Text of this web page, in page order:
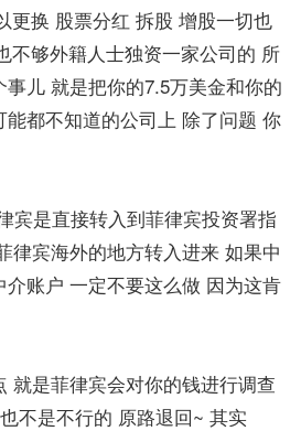
更换 股票分红 拆股 增股一切也
不够外籍人士独资一家公司的 所
儿 就是把你的7.5万美金和你的
都不知道的公司上 除了问题 你
宾是直接转入到菲律宾投资署指
律宾海外的地方转入进来 如果中
账户 一定不要这么做 因为这肯
就是菲律宾会对你的钱进行调查
不是不行的 原路退回~ 其实